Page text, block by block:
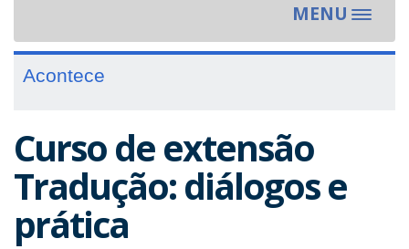
MENU
Toggle
Acontece
Curso de extensão
Tradução: diálogos e
prática